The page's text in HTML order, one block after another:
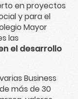
en proyectos
y para el
Mayor
las
el desarrollo
Business
más de 30